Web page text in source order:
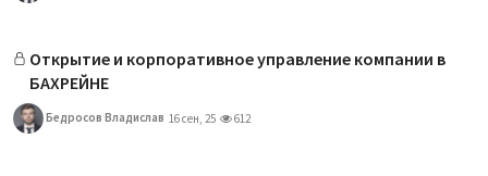
Открытие и корпоративное управление компании в
БАХРЕЙНЕ
Бедросов Владислав 16 сен, 25 612